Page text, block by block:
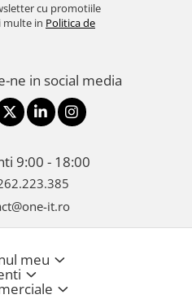
cu promotiile
multe in Politica de
ne in social media
9:00 - 18:00
it.ro
meu